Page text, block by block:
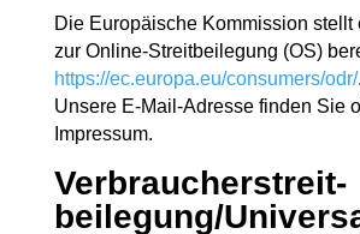
Die Europäische Kommission stellt
zur Online-Streitbeilegung (OS)
https://ec.europa.eu/consumers/odr/.
Unsere E-Mail-Adresse finden Sie
Impressum.
Verbraucher­streit­
beilegung/